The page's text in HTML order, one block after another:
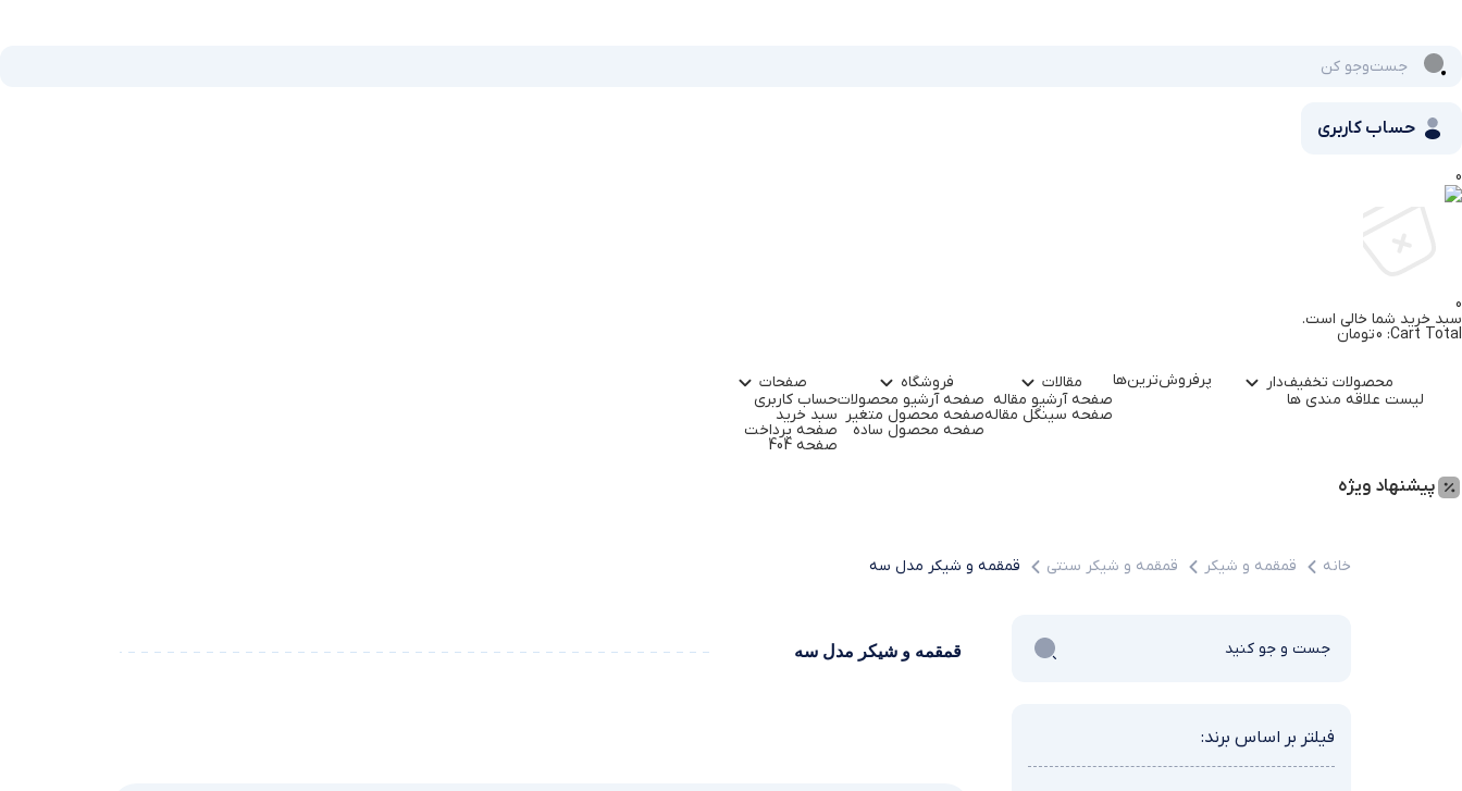
حساب کاربری
0
0
سبد خرید شما خالی است.
Cart Total:
0تومان
محصولات تخفیف‌دار
لیست علاقه مندی ها
پرفروش‌ترین‌ها
مقالات
صفحه آرشیو مقاله
صفحه سینگل مقاله
فروشگاه
صفحه آرشیو محصولات
صفحه محصول متغیر
صفحه محصول ساده
صفحات
حساب کاربری
سبد خرید
صفحه پرداخت
صفحه 404
پیشنهاد ویژه
خانه قمقمه و شیکر قمقمه و شیکر سنتی قمقمه و شیکر مدل سه
فیلتر بر اساس برند:
قمقمه و شیکر مدل سه